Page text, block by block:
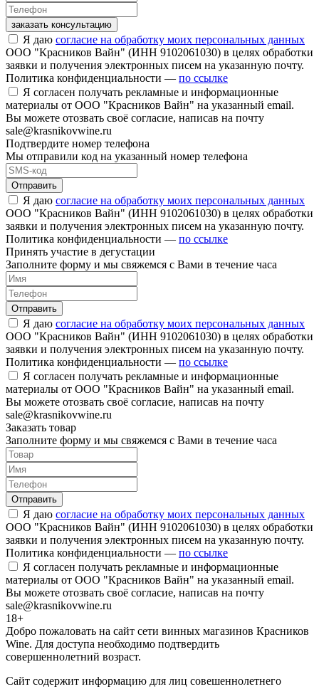
заказать консультацию
Я даю согласие на обработку моих персональных данных
ООО "Красников Вайн" (ИНН 9102061030) в целях обработки
заявки и получения электронных писем на указанную почту.
Политика конфиденциальности — по ссылке
Я согласен получать рекламные и информационные
материалы от ООО "Красников Вайн" на указанный email.
Вы можете отозвать своё согласие, написав на почту
sale@krasnikovwine.ru
Подтвердите номер телефона
Мы отправили код на указанный номер телефона
Отправить
Я даю согласие на обработку моих персональных данных
ООО "Красников Вайн" (ИНН 9102061030) в целях обработки
заявки и получения электронных писем на указанную почту.
Политика конфиденциальности — по ссылке
Принять участие в дегустации
Заполните форму и мы свяжемся с Вами в течение часа
Отправить
Я даю согласие на обработку моих персональных данных
ООО "Красников Вайн" (ИНН 9102061030) в целях обработки
заявки и получения электронных писем на указанную почту.
Политика конфиденциальности — по ссылке
Я согласен получать рекламные и информационные
материалы от ООО "Красников Вайн" на указанный email.
Вы можете отозвать своё согласие, написав на почту
sale@krasnikovwine.ru
Заказать товар
Заполните форму и мы свяжемся с Вами в течение часа
Отправить
Я даю согласие на обработку моих персональных данных
ООО "Красников Вайн" (ИНН 9102061030) в целях обработки
заявки и получения электронных писем на указанную почту.
Политика конфиденциальности — по ссылке
Я согласен получать рекламные и информационные
материалы от ООО "Красников Вайн" на указанный email.
Вы можете отозвать своё согласие, написав на почту
sale@krasnikovwine.ru
18+
Добро пожаловать на сайт сети винных магазинов Красников
Wine. Для доступа необходимо подтвердить
совершеннолетний возраст.
Сайт содержит информацию для лиц совешеннолетнего